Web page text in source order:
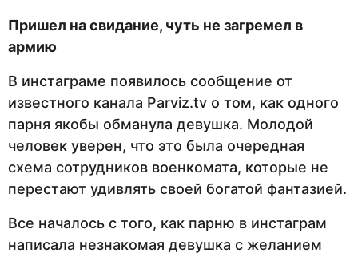
Пришел на свидание, чуть не загремел в
армию
В инстаграме появилось сообщение от
известного канала Parviz.tv о том, как одного
парня якобы обманула девушка. Молодой
человек уверен, что это была очередная
схема сотрудников военкомата, которые не
перестают удивлять своей богатой фантазией.
Все началось с того, как парню в инстаграм
написала незнакомая девушка с желанием